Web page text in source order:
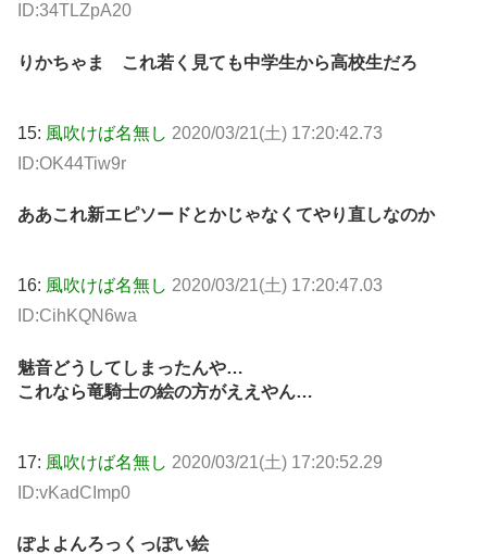
ID:34TLZpA20
りかちゃま これ若く見ても中学生から高校生だろ
15: 風吹けば名無し 2020/03/21(土) 17:20:42.73
ID:OK44Tiw9r
ああこれ新エピソードとかじゃなくてやり直しなのか
16: 風吹けば名無し 2020/03/21(土) 17:20:47.03
ID:CihKQN6wa
魅音どうしてしまったんや…
これなら竜騎士の絵の方がええやん…
17: 風吹けば名無し 2020/03/21(土) 17:20:52.29
ID:vKadCImp0
ぽよよんろっくっぽい絵